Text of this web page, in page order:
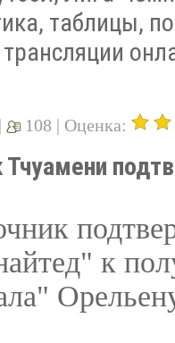
таблицы,
трансляции
108 | Оценка:
к